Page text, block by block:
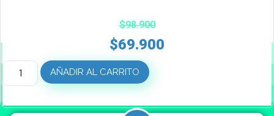
$98.900
$69.900
AÑADIR AL CARRITO